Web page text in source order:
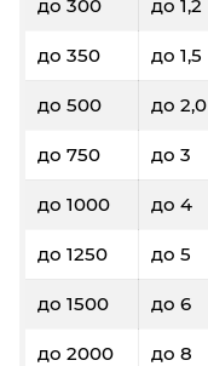
до 300 до 1,2
до 350 до 1,5
до 500 до 2,0
до 750 до 3
до 1000 до 4
до 1250 до 5
до 1500 до 6
до 2000 до 8